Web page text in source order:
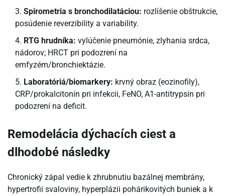
Spirometria s bronchodilatáciou: rozlíšenie obštrukcie,
posúdenie reverzibility a variability.
RTG hrudníka: vylúčenie pneumónie, zlyhania srdca,
nádorov; HRCT pri podozrení na
emfyzém/bronchiektázie.
Laboratóriá/biomarkery: krvný obraz (eozinofily),
CRP/prokalcitonín pri infekcii, FeNO, A1-antitrypsín pri
podozrení na deficit.
Remodelácia dýchacích ciest a
dlhodobé následky
Chronický zápal vedie k zhrubnutiu bazálnej membrány,
hypertrofii svaloviny, hyperplázii pohárikovitých buniek a k